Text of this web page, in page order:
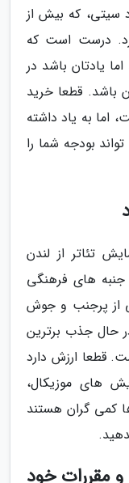
سیتی، که بیش از
دارد. درست است که
یادتان باشد در
باشد. قطعا خرید
اما به یاد داشته
بودجه شما را
تئاتر از لندن
جنبه های فرهنگی
از پرجنب و جوش
حال جذب برترین
قطعا ارزش دارد
های موزیکال،
کمی گران هستند
مقررات خود